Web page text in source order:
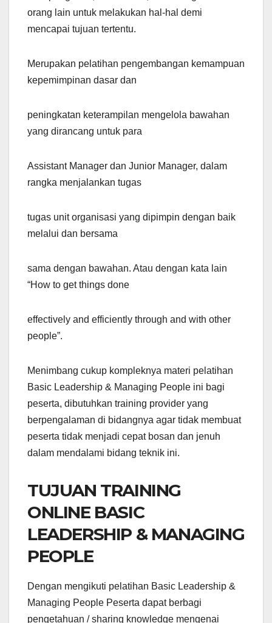
orang lain untuk melakukan hal-hal demi
mencapai tujuan tertentu.
Merupakan pelatihan pengembangan kemampuan
kepemimpinan dasar dan
peningkatan keterampilan mengelola bawahan
yang dirancang untuk para
Assistant Manager dan Junior Manager, dalam
rangka menjalankan tugas
tugas unit organisasi yang dipimpin dengan baik
melalui dan bersama
sama dengan bawahan. Atau dengan kata lain
“How to get things done
effectively and efficiently through and with other
people”.
Menimbang cukup kompleknya materi pelatihan
Basic Leadership & Managing People ini bagi
peserta, dibutuhkan training provider yang
berpengalaman di bidangnya agar tidak membuat
peserta tidak menjadi cepat bosan dan jenuh
dalam mendalami bidang teknik ini.
TUJUAN TRAINING
ONLINE BASIC
LEADERSHIP & MANAGING
PEOPLE
Dengan mengikuti pelatihan Basic Leadership &
Managing People Peserta dapat berbagi
pengetahuan / sharing knowledge mengenai